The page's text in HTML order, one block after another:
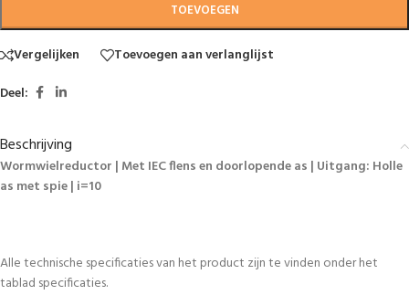
TOEVOEGEN
Vergelijken
Toevoegen aan verlanglijst
Deel:
Beschrijving
Wormwielreductor | Met IEC flens en doorlopende as | Uitgang: Holle
as met spie | i=10
Alle technische specificaties van het product zijn te vinden onder het
tablad specificaties.